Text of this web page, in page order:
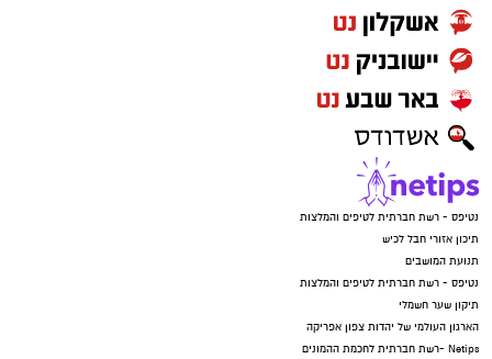
נטיפס - רשת חברתית לטיפים והמלצות
תיכון אזורי חבל לכיש
תנועת המושבים
נטיפס - רשת חברתית לטיפים והמלצות
תיקון שער חשמלי
הארגון העולמי של יהדות צפון אפריקה
Netips -רשת חברתית לחכמת ההמונים